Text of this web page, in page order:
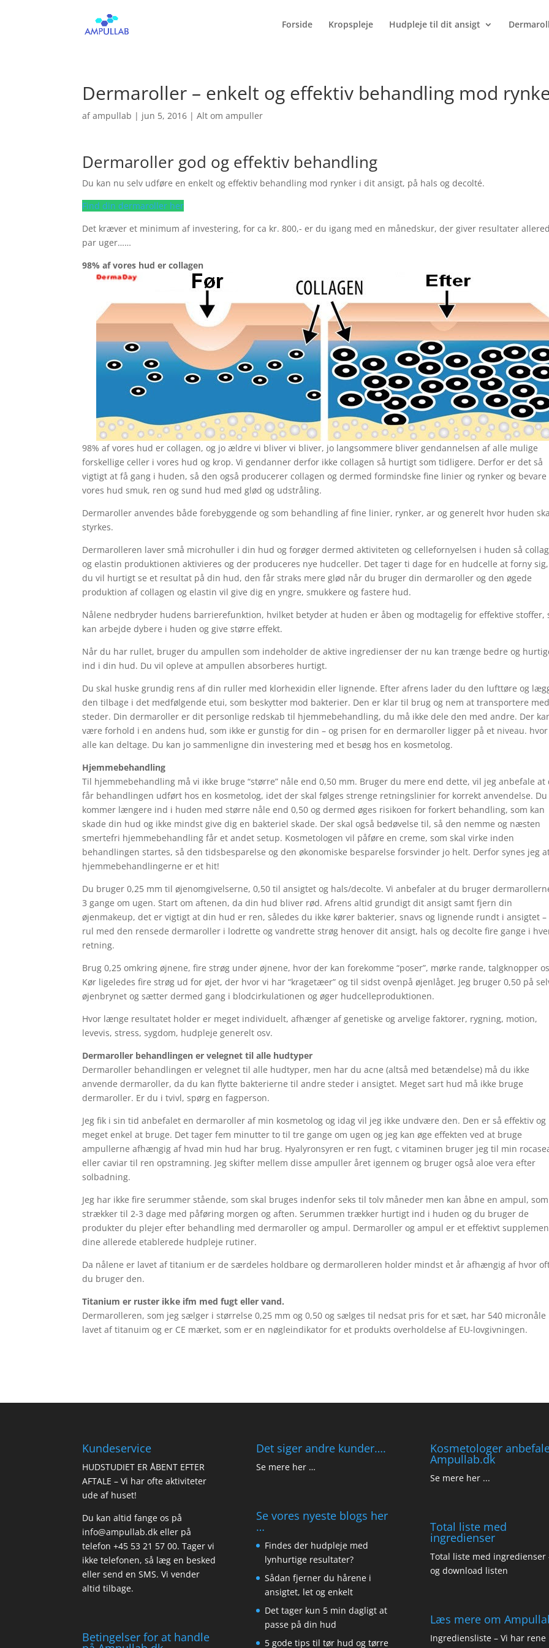
Forside Kropspleje Hudpleje til dit ansigt
Dermaroller – enkelt og effektiv behandling mod
afampullab | jun 5, 2016 |Alt om ampuller
Dermaroller god og effektiv behandling
Du kan nu selv udføre en enkelt og effektiv behandling mod rynker i dit ansigt, på hals og decolté.
Find din dermaroller her
Det kræver et minimum af investering, for ca kr. 800,- er du igang med en månedskur, der giver resultater
par uger……
98% af vores hud er collagen
98% af vores hud er collagen, og jo ældre vi bliver vi bliver, jo langsommere bliver gendannelsen af alle mulige
forskellige celler i vores hud og krop. Vi gendanner derfor ikke collagen så hurtigt som tidligere. Derfor er det så
vigtigt at få gang i huden, så den også producerer collagen og dermed formindske fine linier og rynker og bevare
vores hud smuk, ren og sund hud med glød og udstråling.
Dermaroller anvendes både forebyggende og som behandling af fine linier, rynker, ar og generelt hvor huden
styrkes.
Dermarolleren laver små microhuller i din hud og forøger dermed aktiviteten og cellefornyelsen i huden så
og elastin produktionen aktivieres og der produceres nye hudceller. Det tager ti dage for en hudcelle at forny sig,
du vil hurtigt se et resultat på din hud, den får straks mere glød når du bruger din dermaroller og den øgede
produktion af collagen og elastin vil give dig en yngre, smukkere og fastere hud.
Nålene nedbryder hudens barrierefunktion, hvilket betyder at huden er åben og modtagelig for effektive stoffer,
kan arbejde dybere i huden og give større effekt.
Når du har rullet, bruger du ampullen som indeholder de aktive ingredienser der nu kan trænge bedre og
ind i din hud. Du vil opleve at ampullen absorberes hurtigt.
Du skal huske grundig rens af din ruller med klorhexidin eller lignende. Efter afrens lader du den lufttøre og
den tilbage i det medfølgende etui, som beskytter mod bakterier. Den er klar til brug og nem at transportere
steder. Din dermaroller er dit personlige redskab til hjemmebehandling, du må ikke dele den med andre. Der
være forhold i en andens hud, som ikke er gunstig for din – og prisen for en dermaroller ligger på et niveau. hvor
alle kan deltage. Du kan jo sammenligne din investering med et besøg hos en kosmetolog.
Hjemmebehandling
Til hjemmebehandling må vi ikke bruge “større” nåle end 0,50 mm. Bruger du mere end dette, vil jeg anbefale at
får behandlingen udført hos en kosmetolog, idet der skal følges strenge retningslinier for korrekt anvendelse. Du
kommer længere ind i huden med større nåle end 0,50 og dermed øges risikoen for forkert behandling, som kan
skade din hud og ikke mindst give dig en bakteriel skade. Der skal også bedøvelse til, så den nemme og næsten
smertefri hjemmebehandling får et andet setup. Kosmetologen vil påføre en creme, som skal virke inden
behandlingen startes, så den tidsbesparelse og den økonomiske besparelse forsvinder jo helt. Derfor synes jeg
hjemmebehandlingerne er et hit!
Du bruger 0,25 mm til øjenomgivelserne, 0,50 til ansigtet og hals/decolte. Vi anbefaler at du bruger
3 gange om ugen. Start om aftenen, da din hud bliver rød. Afrens altid grundigt dit ansigt samt fjern din
øjenmakeup, det er vigtigt at din hud er ren, således du ikke kører bakterier, snavs og lignende rundt i ansigtet –
rul med den rensede dermaroller i lodrette og vandrette strøg henover dit ansigt, hals og decolte fire gange i
retning.
Brug 0,25 omkring øjnene, fire strøg under øjnene, hvor der kan forekomme “poser”, mørke rande, talgknopper
Kør ligeledes fire strøg ud for øjet, der hvor vi har “kragetæer” og til sidst ovenpå øjenlåget. Jeg bruger 0,50 på
øjenbrynet og sætter dermed gang i blodcirkulationen og øger hudcelleproduktionen.
Hvor længe resultatet holder er meget individuelt, afhænger af genetiske og arvelige faktorer, rygning, motion,
levevis, stress, sygdom, hudpleje generelt osv.
Dermaroller behandlingen er velegnet til alle hudtyper
Dermaroller behandlingen er velegnet til alle hudtyper, men har du acne (altså med betændelse) må du ikke
anvende dermaroller, da du kan flytte bakterierne til andre steder i ansigtet. Meget sart hud må ikke bruge
dermaroller. Er du i tvivl, spørg en fagperson.
Jeg fik i sin tid anbefalet en dermaroller af min kosmetolog og idag vil jeg ikke undvære den. Den er så effektiv og
meget enkel at bruge. Det tager fem minutter to til tre gange om ugen og jeg kan øge effekten ved at bruge
ampullerne afhængig af hvad min hud har brug. Hyalyronsyren er ren fugt, c vitaminen bruger jeg til min
eller caviar til ren opstramning. Jeg skifter mellem disse ampuller året igennem og bruger også aloe vera efter
solbadning.
Jeg har ikke fire serummer stående, som skal bruges indenfor seks til tolv måneder men kan åbne en ampul, som
strækker til 2-3 dage med påføring morgen og aften. Serummen trækker hurtigt ind i huden og du bruger de
produkter du plejer efter behandling med dermaroller og ampul. Dermaroller og ampul er et effektivt
dine allerede etablerede hudpleje rutiner.
Da nålene er lavet af titanium er de særdeles holdbare og dermarolleren holder mindst et år afhængig af hvor
du bruger den.
Titanium er ruster ikke ifm med fugt eller vand.
Dermarolleren, som jeg sælger i størrelse 0,25 mm og 0,50 og sælges til nedsat pris for et sæt, har 540 micronåle
lavet af titanuim og er CE mærket, som er en nøgleindikator for et produkts overholdelse af EU-lovgivningen.
Kundeservice
HUDSTUDIET ER ÅBENT EFTER
AFTALE – Vi har ofte aktiviteter
ude af huset!
Du kan altid fange os på
info@ampullab.dk eller på
telefon +45 53 21 57 00. Tager vi
ikke telefonen, så læg en besked
eller send en SMS. Vi vender
altid tilbage.
Betingelser for at handle
Det siger andre kunder….
Se mere her …
Se vores nyeste blogs her
…
Findes der hudpleje med
lynhurtige resultater?
Sådan fjerner du hårene i
ansigtet, let og enkelt
Det tager kun 5 min dagligt at
passe på din hud
5 gode tips til tør hud og tørre
Kosmetologer
Ampullab.dk
Se mere her ...
Total liste med
ingredienser
Total liste med ingredienser
og download listen
Læs mere om
Ingrediensliste – Vi har rene